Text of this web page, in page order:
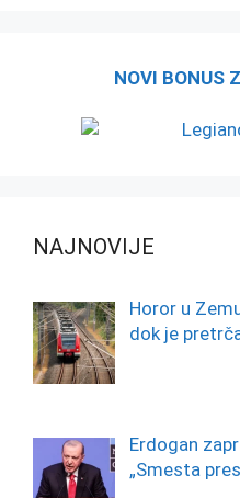
NOVI BONUS
NAJNOVIJE
Horor u
dok je
Erdogan
„Smesta